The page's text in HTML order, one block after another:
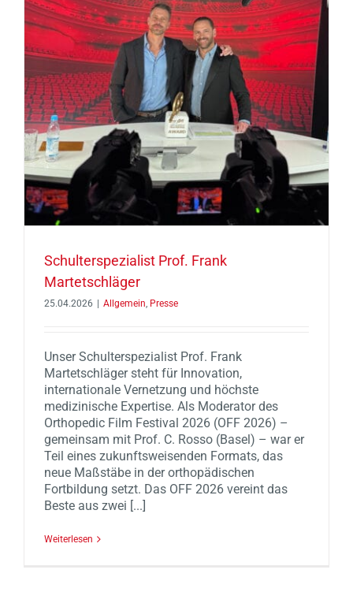
Schulterspezialist Prof. Frank
Martetschläger
25.04.2026 Allgemein, Presse
Unser Schulterspezialist Prof. Frank
Martetschläger steht für Innovation,
internationale Vernetzung und höchste
medizinische Expertise. Als Moderator des
Orthopedic Film Festival 2026 (OFF 2026) –
gemeinsam mit Prof. C. Rosso (Basel) – war er
Teil eines zukunftsweisenden Formats, das
neue Maßstäbe in der orthopädischen
Fortbildung setzt. Das OFF 2026 vereint das
Beste aus zwei [...]
Weiterlesen